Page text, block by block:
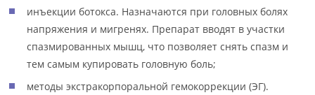
инъекции ботокса. Назначаются при головных болях
напряжения и мигренях. Препарат вводят в участки
спазмированных мышц, что позволяет снять спазм и
тем самым купировать головную боль;
методы экстракорпоральной гемокоррекции (ЭГ).